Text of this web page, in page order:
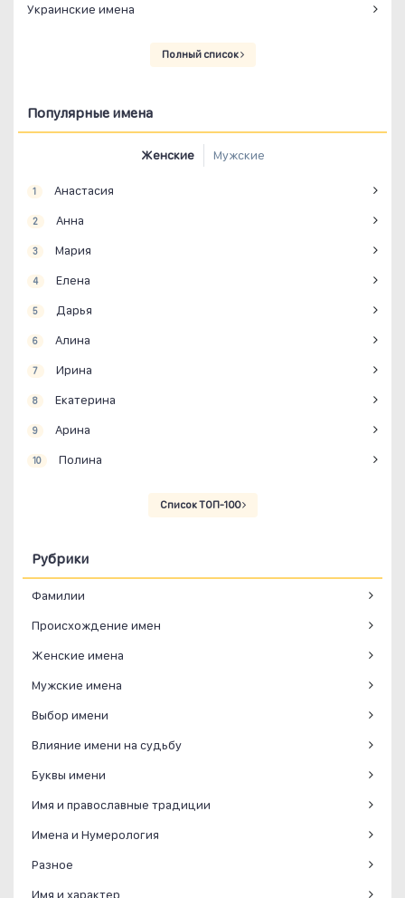
Украинские имена
Полный список
Популярные имена
Женские Мужские
1 Анастасия
2 Анна
3 Мария
4 Елена
5 Дарья
6 Алина
7 Ирина
8 Екатерина
9 Арина
10 Полина
Список ТОП-100
Рубрики
Фамилии
Происхождение имен
Женские имена
Мужские имена
Выбор имени
Влияние имени на судьбу
Буквы имени
Имя и православные традиции
Имена и Нумерология
Разное
Имя и характер